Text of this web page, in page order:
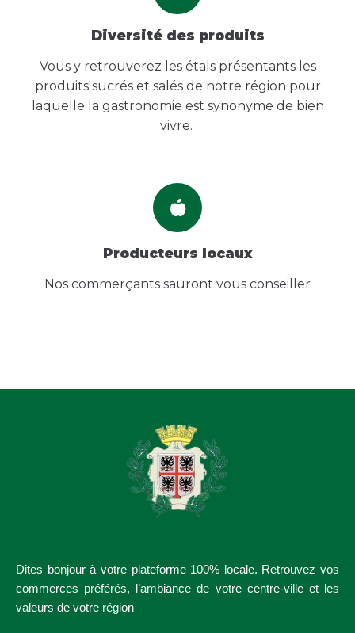
Diversité des produits
Vous y retrouverez les étals présentants les
produits sucrés et salés de notre région pour
laquelle la gastronomie est synonyme de bien
vivre.
Producteurs locaux
Nos commerçants sauront vous conseiller
Dites bonjour à votre plateforme 100% locale. Retrouvez vos
commerces préférés, l’ambiance de votre centre-ville et les
valeurs de votre région